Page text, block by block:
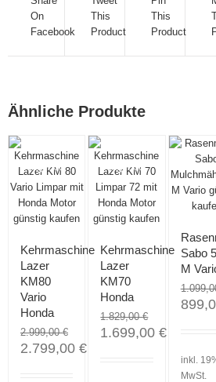
On
Facebook
This
Product
This
Product
Ähnliche Produkte
Angebot!
Kehrmaschine
Lazer
KM80
Vario
Honda
2.999,00€
2.799,00 €
Angebot!
Kehrmaschine
Lazer
KM70
Honda
1.829,00€
1.699,00€
Sabo
M
inkl.
MwSt.